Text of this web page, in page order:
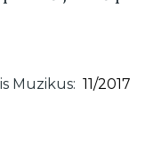
Muzikus 11/2017